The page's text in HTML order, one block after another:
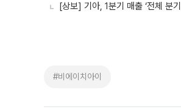
[상보] 기아, 1분기 매출 ‘전체 분
#비에이치아이